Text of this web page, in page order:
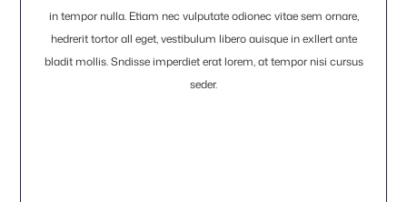
in tempor nulla. Etiam nec vulputate odionec vitae sem ornare,
hedrerit tortor all eget, vestibulum libero auisque in exllert ante
bladit mollis. Sndisse imperdiet erat lorem, at tempor nisi cursus
seder.